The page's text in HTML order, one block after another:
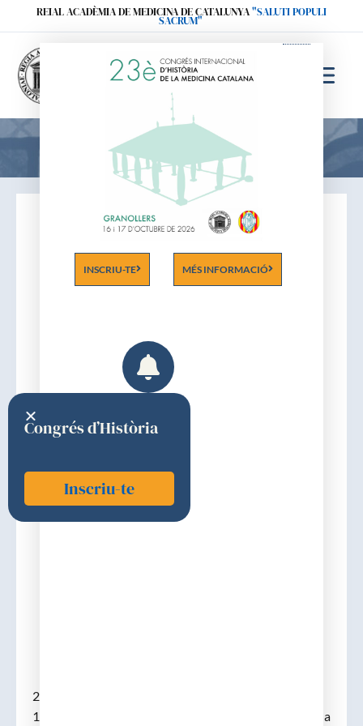
REIAL ACADÈMIA DE MEDICINA DE CATALUNYA"SALUTI POPULI
SACRUM"
Acadèmics
27-05-1951. (Olot, 23-06-1896 – Barcelona, 26-06-
1963). Llicenciat el 1922, amplià estudis a Hamburg i a
Congrés d’Història
Inscriu-te
INSCRIU-TE MÉS INFORMACIÓ